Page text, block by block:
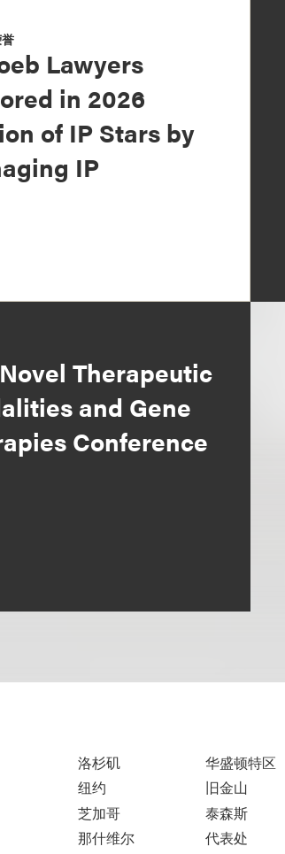
Lawyers
in 2026
of IP Stars by
IP
Therapeutic
and Gene
Conference
洛杉矶
纽约
芝加哥
那什维尔
华盛顿特区
旧金山
泰森斯
代表处